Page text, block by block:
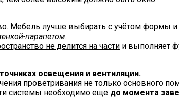
Мебель лучше выбирать с учётом формы
парапетом.
не делится на части и выполняет
освещения и вентиляции.
проветривания не только основного
системы необходимо еще до момента